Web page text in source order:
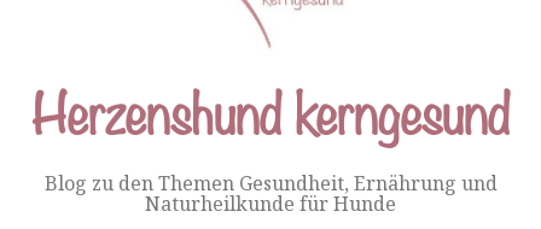
Herzenshund kerngesund
Blog zu den Themen Gesundheit, Ernährung und
Naturheilkunde für Hunde